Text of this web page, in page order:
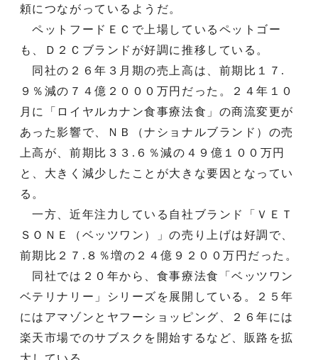
頼につながっているようだ。
ペットフードＥＣで上場しているペットゴー
も、Ｄ２Ｃブランドが好調に推移している。
同社の２６年３月期の売上高は、前期比１７.
９％減の７４億２０００万円だった。２４年１０
月に「ロイヤルカナン食事療法食」の商流変更が
あった影響で、ＮＢ（ナショナルブランド）の売
上高が、前期比３３.６％減の４９億１００万円
と、大きく減少したことが大きな要因となってい
る。
一方、近年注力している自社ブランド「ＶＥＴ
ＳＯＮＥ（ベッツワン）」の売り上げは好調で、
前期比２７.８％増の２４億９２００万円だった。
同社では２０年から、食事療法食「ベッツワン
ベテリナリー」シリーズを展開している。２５年
にはアマゾンとヤフーショッピング、２６年には
楽天市場でのサブスクを開始するなど、販路を拡